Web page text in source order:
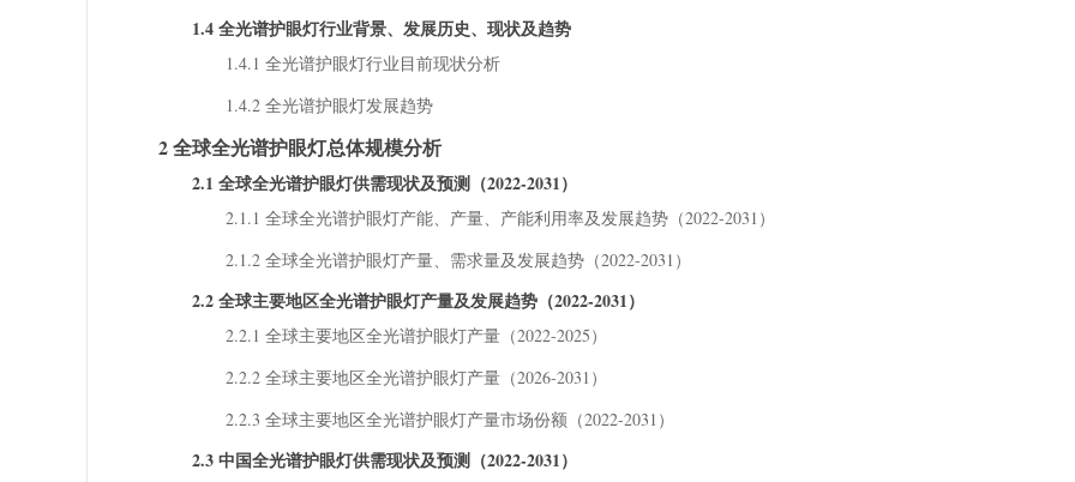
1.4 全光谱护眼灯行业背景、发展历史、现状及趋势
1.4.1 全光谱护眼灯行业目前现状分析
1.4.2 全光谱护眼灯发展趋势
2 全球全光谱护眼灯总体规模分析
2.1 全球全光谱护眼灯供需现状及预测（2022-2031）
2.1.1 全球全光谱护眼灯产能、产量、产能利用率及发展趋势（2022-2031）
2.1.2 全球全光谱护眼灯产量、需求量及发展趋势（2022-2031）
2.2 全球主要地区全光谱护眼灯产量及发展趋势（2022-2031）
2.2.1 全球主要地区全光谱护眼灯产量（2022-2025）
2.2.2 全球主要地区全光谱护眼灯产量（2026-2031）
2.2.3 全球主要地区全光谱护眼灯产量市场份额（2022-2031）
2.3 中国全光谱护眼灯供需现状及预测（2022-2031）